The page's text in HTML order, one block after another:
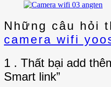
Những câu hỏi
camera wifi
1 . Thất bại add
Smart link”